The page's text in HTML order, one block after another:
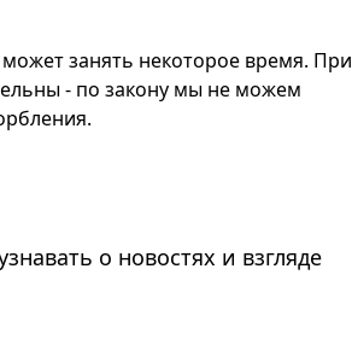
занять некоторое время. При
- по закону мы не можем
о новостях и взгляде